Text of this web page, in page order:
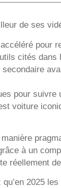
de ses
pour
cités dans
pour suivre
voiture
à un
réellement
2025